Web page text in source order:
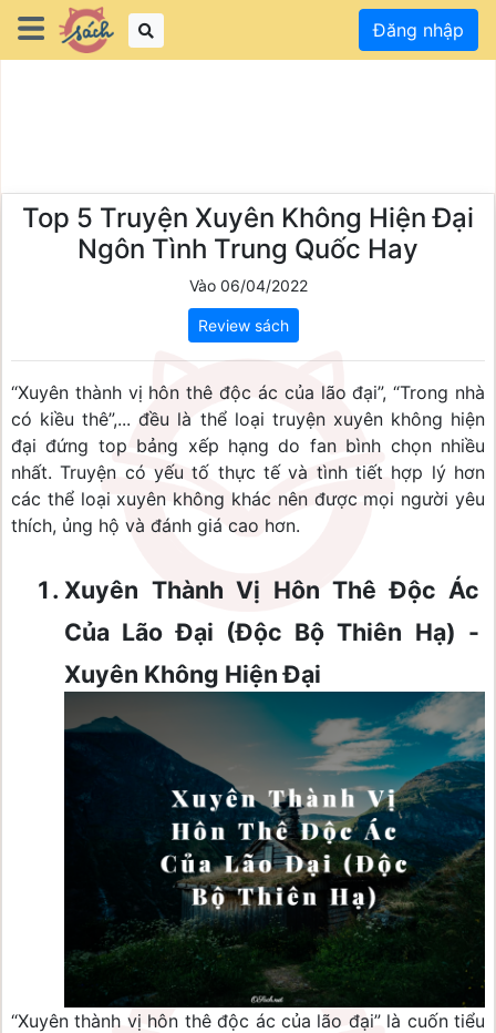
Đăng nhập
Top 5 Truyện Xuyên Không Hiện Đại
Ngôn Tình Trung Quốc Hay
Vào 06/04/2022
Review sách
“Xuyên thành vị hôn thê độc ác của lão đại”, “Trong nhà
có kiều thê”,... đều là thể loại truyện xuyên không hiện
đại đứng top bảng xếp hạng do fan bình chọn nhiều
nhất. Truyện có yếu tố thực tế và tình tiết hợp lý hơn
các thể loại xuyên không khác nên được mọi người yêu
thích, ủng hộ và đánh giá cao hơn.
Xuyên Thành Vị Hôn Thê Độc Ác
Của Lão Đại (Độc Bộ Thiên Hạ) -
Xuyên Không Hiện Đại
“Xuyên thành vị hôn thê độc ác của lão đại” là cuốn tiểu